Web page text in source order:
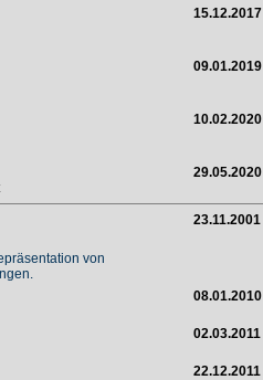
15.12.2017
09.01.2019
10.02.2020
29.05.2020
von
23.11.2001
08.01.2010
02.03.2011
22.12.2011